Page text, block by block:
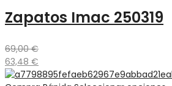
Zapatos Imac 250319
69,00€
63,48 €